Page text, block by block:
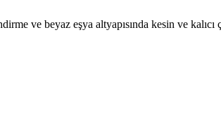
ve beyaz eşya altyapısında kesin ve